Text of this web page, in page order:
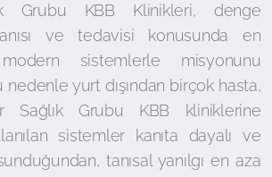
Grubu KBB Klinikleri, denge
tanısı ve tedavisi konusunda en
sistemlerle misyonunu
yurt dışından birçok hasta,
Sağlık Grubu KBB kliniklerine
sistemler kanıta dayalı ve
tanısal yanılgı en aza